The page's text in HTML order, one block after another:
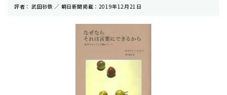
評者： 武田砂鉄 ／ 朝⽇新聞掲載：2019年12月21日